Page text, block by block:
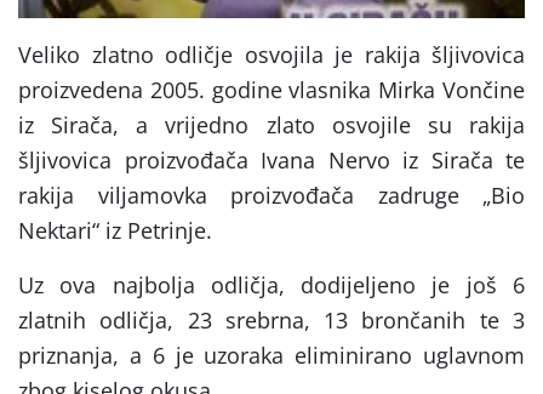
Veliko zlatno odličje osvojila je rakija šljivovica
proizvedena 2005. godine vlasnika Mirka Vončine
iz Sirača, a vrijedno zlato osvojile su rakija
šljivovica proizvođača Ivana Nervo iz Sirača te
rakija viljamovka proizvođača zadruge „Bio
Nektari“ iz Petrinje.
Uz ova najbolja odličja, dodijeljeno je još 6
zlatnih odličja, 23 srebrna, 13 brončanih te 3
priznanja, a 6 je uzoraka eliminirano uglavnom